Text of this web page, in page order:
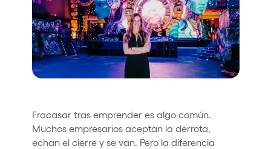
Follow us on tiktok
Follow us on facebook
Follow us on instagram
Follow us on twitter
Follow us on linkedin
Follow us on youtube
Privacy Policy
Cookies Notice
Legal Notice
Fracasar tras emprender es algo común.
Muchos empresarios aceptan la derrota,
echan el cierre y se van. Pero la diferencia